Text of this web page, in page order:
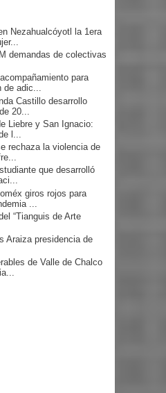
Nezahualcóyotl la 1era
demandas de colectivas
para
de adic...
Castillo desarrollo
20...
Liebre y San Ignacio:
l...
rechaza la violencia de
que desarrolló
giros rojos para
...
“Tianguis de Arte
Araiza presidencia de
de Valle de Chalco